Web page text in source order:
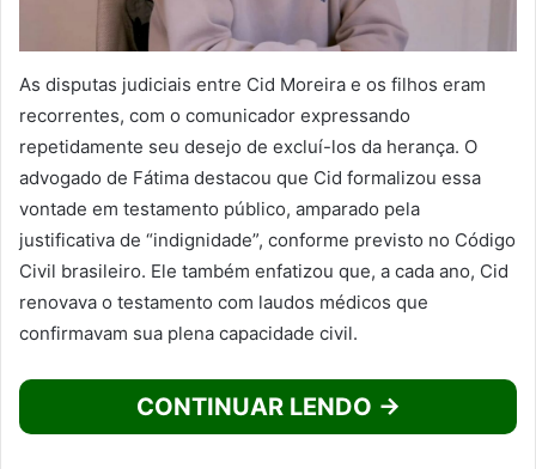
As disputas judiciais entre Cid Moreira e os filhos eram
recorrentes, com o comunicador expressando
repetidamente seu desejo de excluí-los da herança. O
advogado de Fátima destacou que Cid formalizou essa
vontade em testamento público, amparado pela
justificativa de “indignidade”, conforme previsto no Código
Civil brasileiro. Ele também enfatizou que, a cada ano, Cid
renovava o testamento com laudos médicos que
confirmavam sua plena capacidade civil.
CONTINUAR LENDO →